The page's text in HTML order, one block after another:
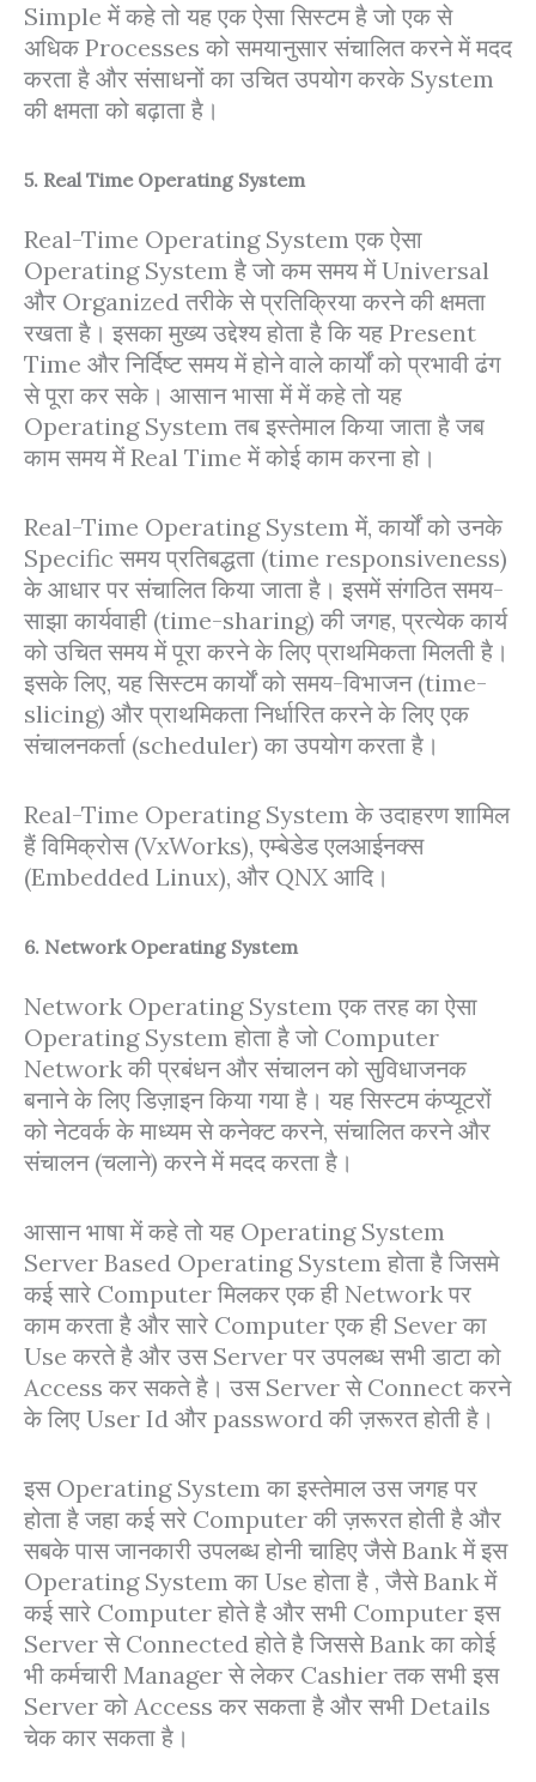
Simple में कहे तो यह एक ऐसा सिस्टम है जो एक से
अधिक Processes को समयानुसार संचालित करने में मदद
करता है और संसाधनों का उचित उपयोग करके System
की क्षमता को बढ़ाता है।
5. Real Time Operating System
Real-Time Operating System एक ऐसा
Operating System है जो कम समय में Universal
और Organized तरीके से प्रतिक्रिया करने की क्षमता
रखता है। इसका मुख्य उद्देश्य होता है कि यह Present
Time और निर्दिष्ट समय में होने वाले कार्यों को प्रभावी ढंग
से पूरा कर सके। आसान भासा में में कहे तो यह
Operating System तब इस्तेमाल किया जाता है जब
काम समय में Real Time में कोई काम करना हो।
Real-Time Operating System में, कार्यों को उनके
Specific समय प्रतिबद्धता (time responsiveness)
के आधार पर संचालित किया जाता है। इसमें संगठित समय-
साझा कार्यवाही (time-sharing) की जगह, प्रत्येक कार्य
को उचित समय में पूरा करने के लिए प्राथमिकता मिलती है।
इसके लिए, यह सिस्टम कार्यों को समय-विभाजन (time-
slicing) और प्राथमिकता निर्धारित करने के लिए एक
संचालनकर्ता (scheduler) का उपयोग करता है।
Real-Time Operating System के उदाहरण शामिल
हैं विमिक्रोस (VxWorks), एम्बेडेड एलआईनक्स
(Embedded Linux), और QNX आदि।
6. Network Operating System
Network Operating System एक तरह का ऐसा
Operating System होता है जो Computer
Network की प्रबंधन और संचालन को सुविधाजनक
बनाने के लिए डिज़ाइन किया गया है। यह सिस्टम कंप्यूटरों
को नेटवर्क के माध्यम से कनेक्ट करने, संचालित करने और
संचालन (चलाने) करने में मदद करता है।
आसान भाषा में कहे तो यह Operating System
Server Based Operating System होता है जिसमे
कई सारे Computer मिलकर एक ही Network पर
काम करता है और सारे Computer एक ही Sever का
Use करते है और उस Server पर उपलब्ध सभी डाटा को
Access कर सकते है। उस Server से Connect करने
के लिए User Id और password की ज़रूरत होती है।
इस Operating System का इस्तेमाल उस जगह पर
होता है जहा कई सरे Computer की ज़रूरत होती है और
सबके पास जानकारी उपलब्ध होनी चाहिए जैसे Bank में इस
Operating System का Use होता है , जैसे Bank में
कई सारे Computer होते है और सभी Computer इस
Server से Connected होते है जिससे Bank का कोई
भी कर्मचारी Manager से लेकर Cashier तक सभी इस
Server को Access कर सकता है और सभी Details
चेक कार सकता है।